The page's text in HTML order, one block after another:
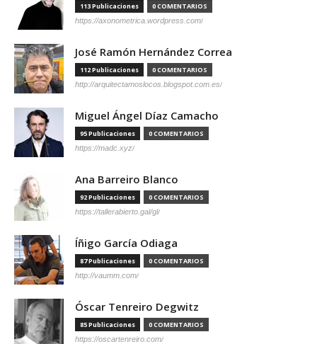
113 Publicaciones 0 COMENTARIOS
https://axonometrica.wordpress.com/
José Ramón Hernández Correa
112 Publicaciones 0 COMENTARIOS
http://arquitectamoslocos.blogspot.com.es/
Miguel Ángel Díaz Camacho
95 Publicaciones 0 COMENTARIOS
https://madc.xyz/
Ana Barreiro Blanco
92 Publicaciones 0 COMENTARIOS
https://tallerabierto.gal/gl/
Íñigo García Odiaga
87 Publicaciones 0 COMENTARIOS
http://vaumm.com/
Óscar Tenreiro Degwitz
85 Publicaciones 0 COMENTARIOS
https://oscartenreiro.com/